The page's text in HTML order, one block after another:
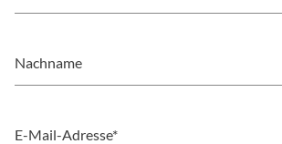
Nachname
E-Mail-Adresse*